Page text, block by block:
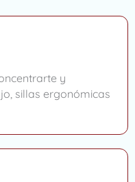
y
sillas ergonómicas